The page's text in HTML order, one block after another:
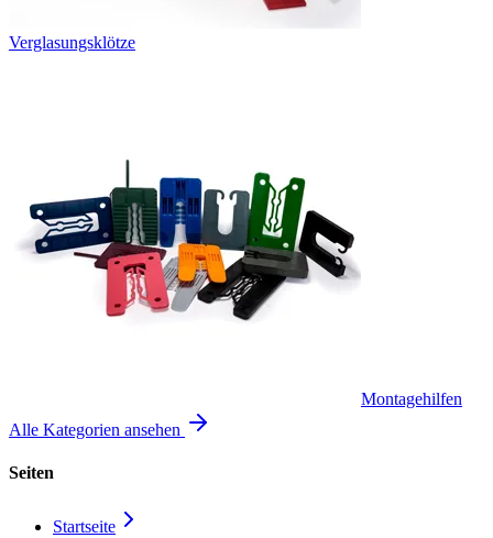
Verglasungsklötze
Montagehilfen
Alle Kategorien ansehen
Seiten
Startseite